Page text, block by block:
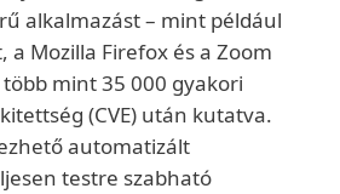
alkalmazást – mint például
a Mozilla Firefox és a Zoom
mint 35 000 gyakori
(CVE) után kutatva.
automatizált
testre szabható